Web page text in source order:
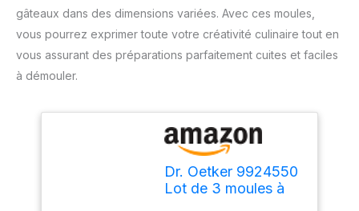
gâteaux dans des dimensions variées. Avec ces moules,
vous pourrez exprimer toute votre créativité culinaire tout en
vous assurant des préparations parfaitement cuites et faciles
à démouler.
Dr. Oetker 9924550
Lot de 3 moules à